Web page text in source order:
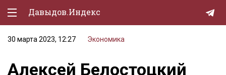
Давыдов.Индекс
Политическая жизнь
Экономика
30 марта 2023, 12:27 Экономика
Алексей Белостоцкий